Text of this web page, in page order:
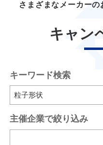
さまざまなメーカー
キャン
キーワード検索
主催企業で絞り込み